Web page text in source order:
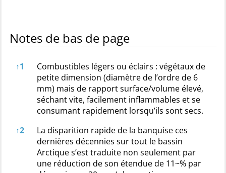
Notes de bas de page
↑1
Combustibles légers ou éclairs : végétaux de
petite dimension (diamètre de l’ordre de 6
mm) mais de rapport surface/volume élevé,
séchant vite, facilement inflammables et se
consumant rapidement lorsqu’ils sont secs.
↑2
La disparition rapide de la banquise ces
dernières décennies sur tout le bassin
Arctique s’est traduite non seulement par
une réduction de son étendue de 11~% par